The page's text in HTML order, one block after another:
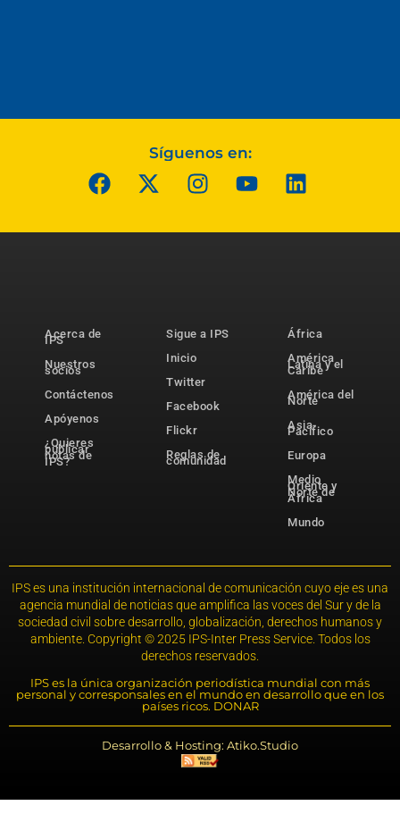
Síguenos en:
Acerca de
IPS
Nuestros
socios
Contáctenos
Apóyenos
¿Quieres
publicar
notas de
IPS?
Sigue a IPS
Inicio
Twitter
Facebook
Flickr
Reglas de
comunidad
África
América
Latina y el
Caribe
América del
Norte
Asia-
Pacífico
Europa
Medio
Oriente y
Norte de
África
Mundo
IPS es una institución internacional de comunicación cuyo eje es una
agencia mundial de noticias que amplifica las voces del Sur y de la
sociedad civil sobre desarrollo, globalización, derechos humanos y
ambiente. Copyright © 2025 IPS-Inter Press Service. Todos los
derechos reservados.
IPS es la única organización periodística mundial con más
personal y corresponsales en el mundo en desarrollo que en los
países ricos. DONAR
Desarrollo & Hosting: Atiko.Studio